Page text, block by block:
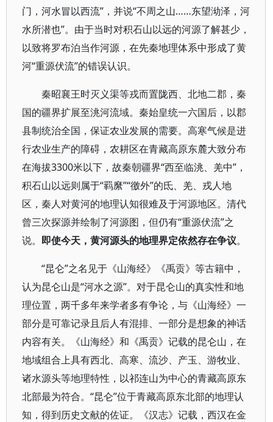
门，河水冒以西流”，并说“不周之山……东望泑泽，河
水所潜也”。由于当时对积石山以远的河源了解甚少，
以致将罗布泊当作河源，在先秦地理体系中形成了黄
河“重源伏流”的错误认识。
秦昭襄王时灭义渠等戎而置陇西、北地二郡，秦
国的疆界扩展至洮河流域。秦始皇统一六国后，以郡
县制统治全国，保证农业发展的需要。高寒气候是进
行农业生产的障碍，农耕区在青藏高原东麓大致分布
在海拔3300米以下，故秦朝疆界“西至临洮、羌中”，
积石山以远则属于“羁縻”“徼外”的氐、羌、戎人地
区，秦人对黄河的地理认知很难及于河源地区。清代
曾三次探源并绘制了河源图，但仍有“重源伏流”之
说。 即使今天，黄河源头的地理界定依然存在争议。
“昆仑”之名见于《山海经》《禹贡》等古籍中，
认为昆仑山是“河水之源”。对于昆仑山的真实性和地
理位置，两千多年来学者多有争论，与《山海经》一
部分是可靠记录且后人有混排、一部分是想象的神话
内容有关。《山海经》和《禹贡》记载的昆仑山，在
地域组合上具有西北、高寒、流沙、产玉、游牧业、
诸水源头等地理特性，以祁连山为中心的青藏高原东
北部最为符合。“昆仑”位于青藏高原东北部的地理认
知，得到历史文献的佐证。《汉志》记载，西汉在金